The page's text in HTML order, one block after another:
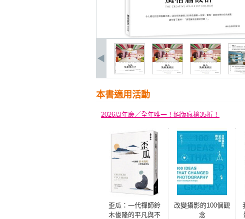
本書適用活動
2026周年慶／全年唯一！絕版瘋搶35折！
歪瓜：一代禪師鈴
木俊隆的平凡與不
改變攝影的100個觀
念